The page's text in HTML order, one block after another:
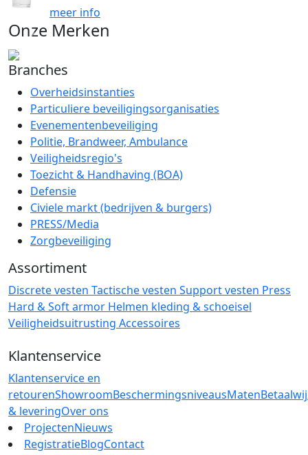
meer info
Onze Merken
Branches
Overheidsinstanties
Particuliere beveiligingsorganisaties
Evenementenbeveiliging
Politie, Brandweer, Ambulance
Veiligheidsregio's
Toezicht & Handhaving (BOA)
Defensie
Civiele markt (bedrijven & burgers)
PRESS/Media
Zorgbeveiliging
Assortiment
Discrete vesten Tactische vesten Support vesten Press
Hard & Soft armor Helmen kleding & schoeisel
Veiligheidsuitrusting Accessoires
Klantenservice
Klantenservice en
retourenShowroomBeschermingsniveausMaten
& leveringOver ons
ProjectenNieuws
RegistratieBlogContact